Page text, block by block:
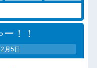
！！
月5日